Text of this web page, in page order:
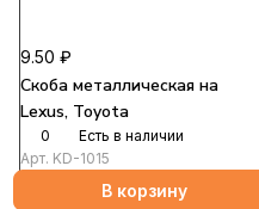
9.50 ₽
Скоба металлическая на
Lexus, Toyota
0
Есть в наличии
Арт. KD-1015
В корзину